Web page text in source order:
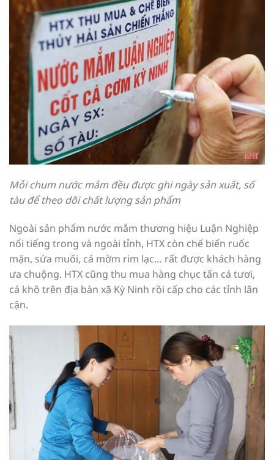
Mỗi chum nước mắm đều được ghi ngày sản xuất, số
tàu để theo dõi chất lượng sản phẩm
Ngoài sản phẩm nước mắm thương hiệu Luận Nghiệp
nổi tiếng trong và ngoài tỉnh, HTX còn chế biến ruốc
mặn, sứa muối, cá mờm rim lạc… rất được khách hàng
ưa chuộng. HTX cũng thu mua hàng chục tấn cá tươi,
cá khô trên địa bàn xã Kỳ Ninh rồi cấp cho các tỉnh lân
cận.